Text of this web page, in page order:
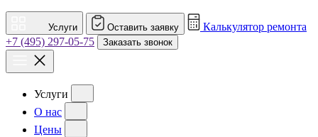
Услуги Оставить заявку
Калькулятор ремонта
+7 (495) 297-05-75
Заказать звонок
Услуги
О нас
Цены